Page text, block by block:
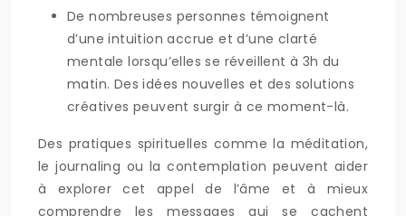
De nombreuses personnes témoignent
d’une intuition accrue et d’une clarté
mentale lorsqu’elles se réveillent à 3h du
matin. Des idées nouvelles et des solutions
créatives peuvent surgir à ce moment-là.
Des pratiques spirituelles comme la méditation,
le journaling ou la contemplation peuvent aider
à explorer cet appel de l’âme et à mieux
comprendre les messages qui se cachent